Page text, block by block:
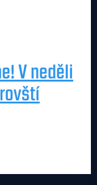
V neděli